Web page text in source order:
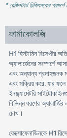
* রেজিস্টার্ড চিকিৎসকের
ফার্মাকোলজি
H1 হিস্টামিন রিসেপ্টর
অ্যালার্জেনের সংস্পর্শে
এবং অন্যান্য প্রদাহজনক
এবং সক্রিয় করে, যার
ইনফ্ল্যামেটরি
বিভিন্ন ধরণের
চোখ।
ফেক্সোফেনাডিনকে H1